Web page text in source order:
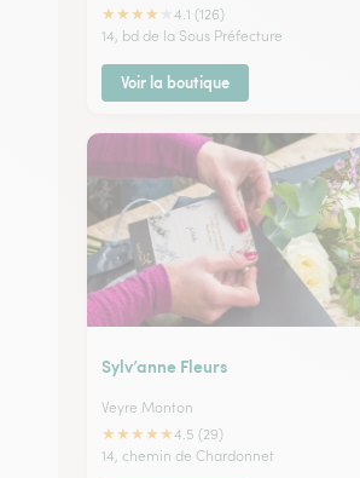
★★★★
4.1 (126)
14, bd de la Sous Préfecture
Voir la boutique
Sylv’anne Fleurs
Veyre Monton
★★★★★4.5 (29)
14, chemin de Chardonnet